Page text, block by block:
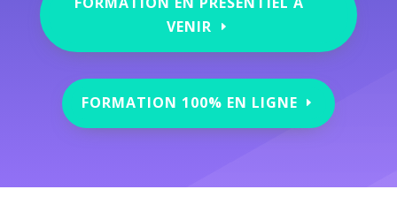
VENIR
FORMATION 100% EN LIGNE